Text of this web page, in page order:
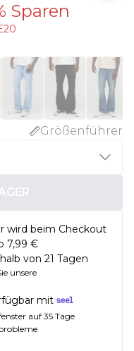
Sparen
Größenführer
wird beim Checkout
7,99 €
von 21 Tagen
unsere
mit
auf 35 Tage